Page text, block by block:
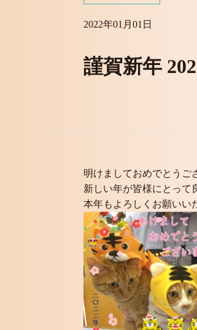
2022年01月01日
謹賀新年
明けましておめでとうご
新しい年が皆様にとって
本年もよろしくお願いい